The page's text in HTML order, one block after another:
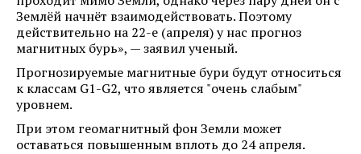
Землёй начнёт взаимодействовать. Поэтому
действительно на 22-е (апреля) у нас прогноз
магнитных бурь», — заявил ученый.
Прогнозируемые магнитные бури будут относиться
к классам G1-G2, что является "очень слабым"
уровнем.
При этом геомагнитный фон Земли может
оставаться повышенным вплоть до 24 апреля.